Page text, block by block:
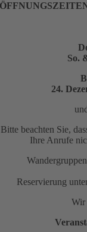
So.
24.
Bitte beachten Sie,
Ihre Anrufe
Reservierung
Wir